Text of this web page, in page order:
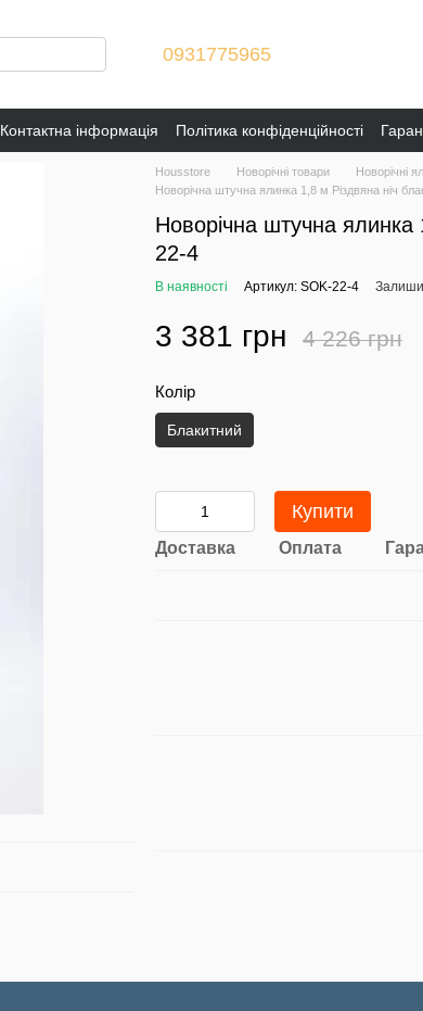
0931775965
Контактна інформація Політика конфіденційності
Housstore Новорічні товари
Новорічні
Новорічна штучна ялинка 1,8 м Різдвяна ніч
Новорічна штучна ялинка
22-4
В наявності Артикул: SOK-22-4
3 381 грн 4 226 грн
Колір
Блакитний
Купити
Доставка Оплата